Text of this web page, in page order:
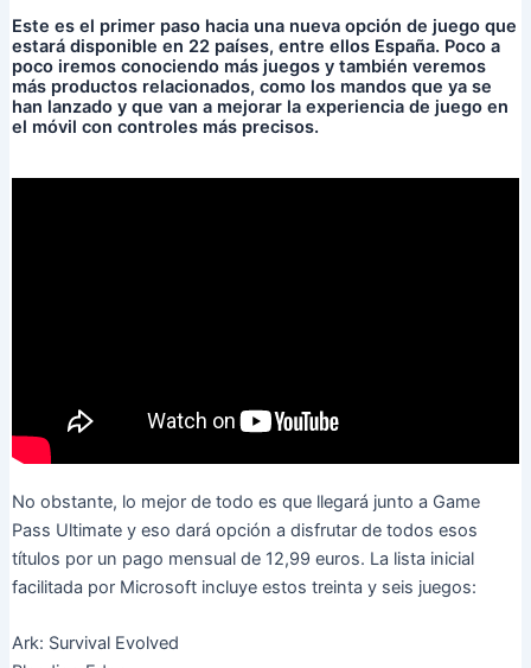
Este es el primer paso hacia una nueva opción de juego que
estará disponible en 22 países, entre ellos España. Poco a
poco iremos conociendo más juegos y también veremos
más productos relacionados, como los mandos que ya se
han lanzado y que van a mejorar la experiencia de juego en
el móvil con controles más precisos.
No obstante, lo mejor de todo es que llegará junto a Game
Pass Ultimate y eso dará opción a disfrutar de todos esos
títulos por un pago mensual de 12,99 euros. La lista inicial
facilitada por Microsoft incluye estos treinta y seis juegos:
Ark: Survival Evolved